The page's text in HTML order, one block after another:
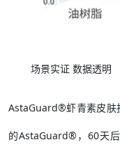
场景实证 数据透明
AstaGuard®虾青素皮肤
的AstaGuard®，60天